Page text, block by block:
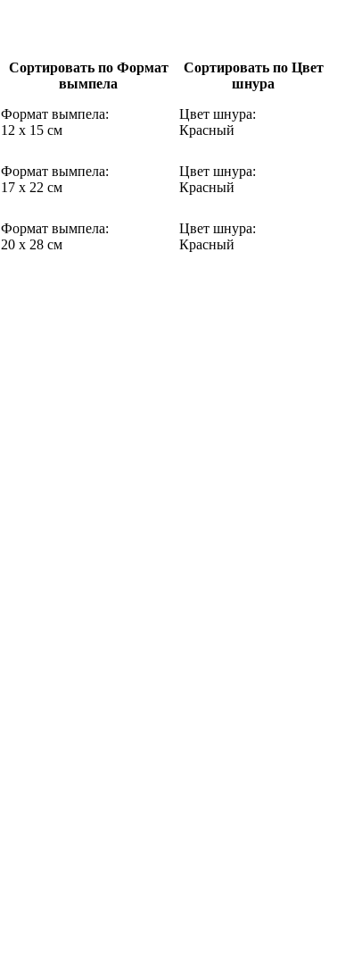
Сортировать по Формат
вымпела
Сортировать по Цвет
шнура
Формат вымпела:
12 х 15 см
Цвет шнура:
Красный
Формат вымпела:
17 х 22 см
Цвет шнура:
Красный
Формат вымпела:
20 х 28 см
Цвет шнура:
Красный